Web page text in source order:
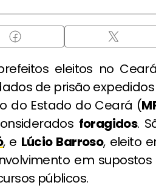
eleitos no
de prisão
do Estado do Ceará (
foragidos.
, e Lúcio Barroso, eleito
em
públicos.